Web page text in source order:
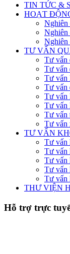
TIN TỨC &
HOẠT
Nghiên
Nghiên
Nghiên
TƯ VẤN
Tư vấn
Tư vấn
Tư vấn
Tư vấn
Tư vấn
Tư vấn
Tư vấn
Tư vấn
TƯ VẤN
Tư vấn
Tư vấn
Tư vấn
Tư vấn
Tư vấn
THƯ VIỆN
Hỗ trợ trực